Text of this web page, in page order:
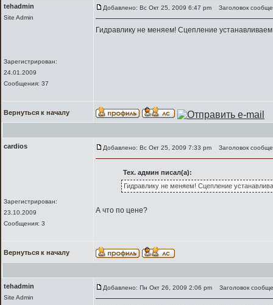
tehadmin
Site Admin
Зарегистрирован:
24.01.2009
Сообщения: 37
Добавлено: Вс Окт 25, 2009 6:47 pm Заголовок
Гидравлику не меняем! Сцепление
Вернуться к началу
cardios
Зарегистрирован:
23.10.2009
Сообщения: 3
Добавлено: Вс Окт 25, 2009 7:33 pm Заголовок
Тех. админ писал(а):
Гидравлику не меняем! Сцепление
А что по цене?
Вернуться к началу
tehadmin
Site Admin
Добавлено: Пн Окт 26, 2009 2:06 pm Заголовок